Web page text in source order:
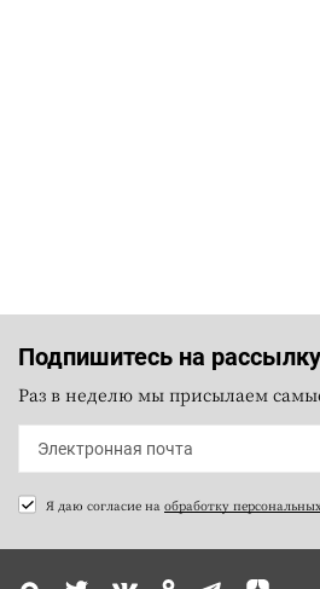
Подпишитесь на рассылку
Раз в неделю мы присылаем
Я даю согласие на обработку